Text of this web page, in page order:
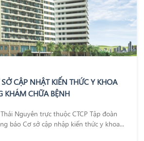
CẬP NHẬT KIẾN THỨC Y KHOA
KHÁM CHỮA BỆNH
Nguyên trực thuộc CTCP Tập đoàn
báo Cơ sở cập nhập kiến thức y khoa...